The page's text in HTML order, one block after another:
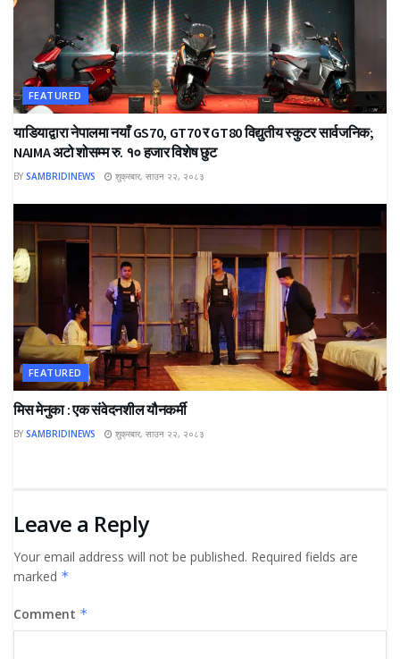
FEATURED
याडियाद्वारा नेपालमा नयाँ GS70, GT70 र GT80 विद्युतीय स्कुटर सार्वजनिक;
NAIMA अटो शोसम्म रु. १० हजार विशेष छुट
BY SAMBRIDINEWS शुक्रबार, साउन २२, २०८३
FEATURED
मिस मेनुका : एक संवेदनशील यौनकर्मी
BY SAMBRIDINEWS शुक्रबार, साउन २२, २०८३
Leave a Reply
Your email address will not be published. Required fields are
marked *
Comment *